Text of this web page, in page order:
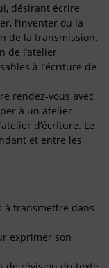
désirant écrire
l’inventer ou la
de la transmission.
de l’atelier
à l’écriture de
rendez-vous avec
à un atelier
d’écriture. Le
et entre les
à transmettre dans
exprimer son